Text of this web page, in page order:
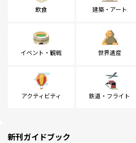
飲食 建築・アート
イベント・観戦 世界遺産
アクティビティ 鉄道・フライト
新刊ガイドブック